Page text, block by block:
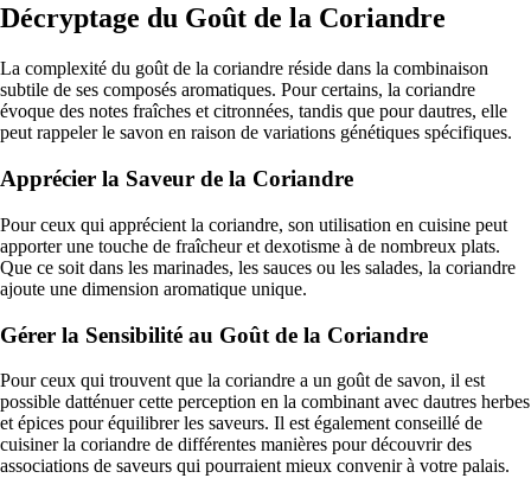
Décryptage du Goût de la Coriandre
La complexité du goût de la coriandre réside dans la combinaison
subtile de ses composés aromatiques. Pour certains, la coriandre
évoque des notes fraîches et citronnées, tandis que pour dautres, elle
peut rappeler le savon en raison de variations génétiques spécifiques.
Apprécier la Saveur de la Coriandre
Pour ceux qui apprécient la coriandre, son utilisation en cuisine peut
apporter une touche de fraîcheur et dexotisme à de nombreux plats.
Que ce soit dans les marinades, les sauces ou les salades, la coriandre
ajoute une dimension aromatique unique.
Gérer la Sensibilité au Goût de la Coriandre
Pour ceux qui trouvent que la coriandre a un goût de savon, il est
possible datténuer cette perception en la combinant avec dautres herbes
et épices pour équilibrer les saveurs. Il est également conseillé de
cuisiner la coriandre de différentes manières pour découvrir des
associations de saveurs qui pourraient mieux convenir à votre palais.